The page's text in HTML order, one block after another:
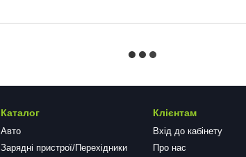
Каталог
Авто
Зарядні пристрої/Перехідники
Клієнтам
Вхід до кабінету
Про нас